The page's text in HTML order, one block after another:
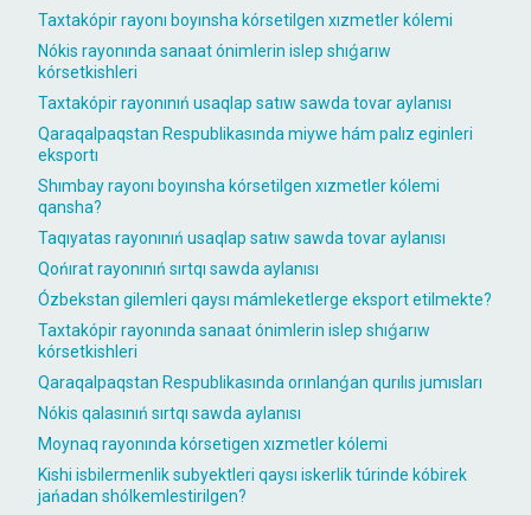
Taxtakópir rayonı boyınsha kórsetilgen xızmetler kólemi
Nókis rayonında sanaat ónimlerin islep shıǵarıw
kórsetkishleri
Taxtakópir rayonınıń usaqlap satıw sawda tovar aylanısı
Qaraqalpaqstan Respublikasında miywe hám palız eginleri
eksportı
Shımbay rayonı boyınsha kórsetilgen xızmetler kólemi
qansha?
Taqıyatas rayonınıń usaqlap satıw sawda tovar aylanısı
Qońırat rayonınıń sırtqı sawda aylanısı
Ózbekstan gilemleri qaysı mámleketlerge eksport etilmekte?
Taxtakópir rayonında sanaat ónimlerin islep shıǵarıw
kórsetkishleri
Qaraqalpaqstan Respublikasında orınlanǵan qurılıs jumısları
Nókis qalasınıń sırtqı sawda aylanısı
Moynaq rayonında kórsetigen xızmetler kólemi
Kishi isbilermenlik subyektleri qaysı iskerlik túrinde kóbirek
jańadan shólkemlestirilgen?